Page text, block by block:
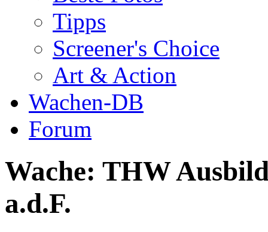
Tipps
Screener's Choice
Art & Action
Wachen-DB
Forum
Wache: THW
a.d.F.